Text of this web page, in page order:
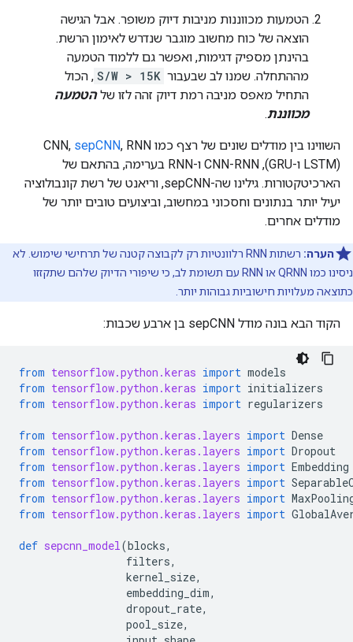
הטמעות מכווננות מניבות דיוק משופר. אבל הגישה
הוצאה של כוח מחשוב מוגבר שנדרש לאימון הרשת.
בהינתן מספיק דגימות, ואפשר גם ללמוד הטמעה
מההתחלה. שמנו לב שבעבור S/W > 15K , הכול
התחיל מאפס מניבה רמת דיוק זהה לזו שלהטמעה
מכווננת.
השווינו בין מודלים שונים של רצף כמו CNN, sepCNN, RNN
(LSTM ו-GRU), CNN-RNN ו-RNN בערימה, בהתאם של
הארכיטקטורות. גילינו שה-sepCNN, וריאנט של רשת קונבולוציה
יעיל יותר בנתונים וחסכוני במחשוב, וביצועים טובים יותר של
מודלים אחרים.
הערה:
רשתות RNN רלוונטיות רק לקבוצה קטנה של תרחישי שימוש. לא
ניסינו כמו QRNN או RNN עם תשומת לב, כי שיפורי הדיוק שלהם שתקזזו
כתוצאה מעלויות חישוביות גבוהות יותר.
הקוד הבא בונה מודל sepCNN בן ארבע שכבות:
from tensorflow.python.keras import models
from tensorflow.python.keras import initializers
from tensorflow.python.keras import regularizers
from tensorflow.python.keras.layers import Dense
from tensorflow.python.keras.layers import Dropout
from tensorflow.python.keras.layers import Embedding
from tensorflow.python.keras.layers import
from tensorflow.python.keras.layers import
from tensorflow.python.keras.layers import
def sepcnn_model(blocks,
filters,
kernel_size,
embedding_dim,
dropout_rate,
pool_size,